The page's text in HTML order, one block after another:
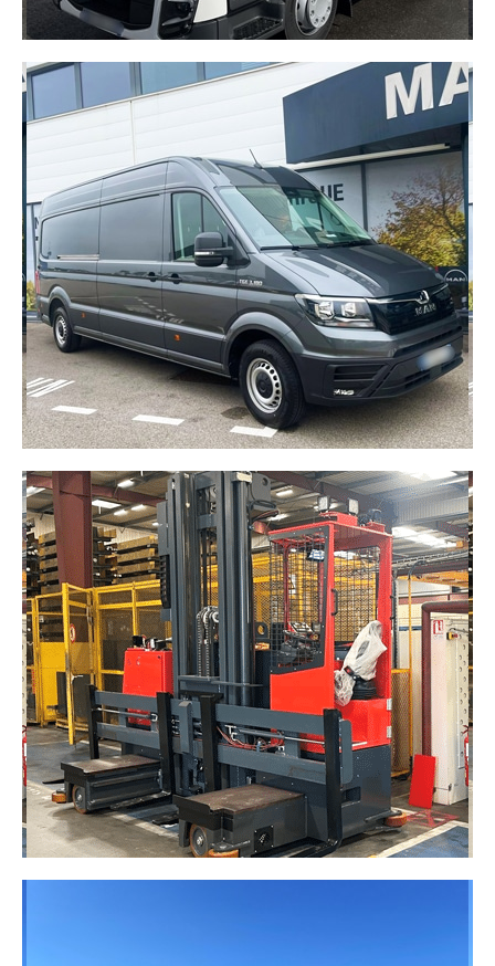
CAMION PORTEUR D12
Camion polyvalent et compact, idéal pour la
distribution urbaine et les livraisons de proximité.
Son gabarit lui permet de circuler facilement dans
les zones à accès restreint tout en offrant une
capacité de transport adaptée aux besoins
quotidiens.
DÉCOUVRIR
FOURGON 14M3
Compact et maniable, le fourgon 14 m³ est
parfaitement adapté aux livraisons en ville et aux
zones à accès restreint. Il offre un volume généreux
tout en restant facile à conduire, même dans les
rues étroites ou lors de trajets fréquents.
DÉCOUVRIR